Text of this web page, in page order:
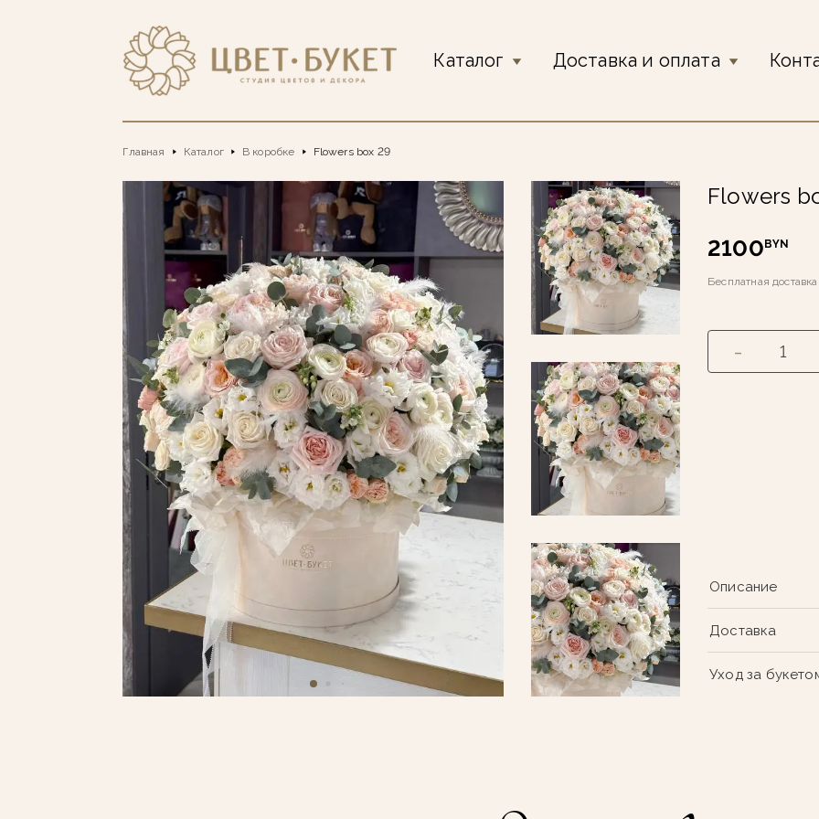
Каталог Доставка и оплата
Главная Каталог В коробке Flowers box 29
Flowers
2100 BYN
Бесплатная
- 1
Описание
Доставка
Уход за